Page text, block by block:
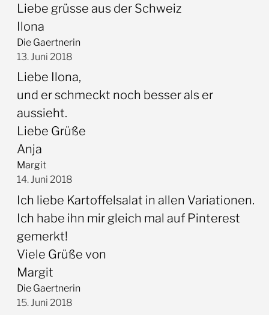
Liebe grüsse aus der Schweiz
Ilona
Die Gaertnerin
13. Juni 2018
Liebe Ilona,
und er schmeckt noch besser als er
aussieht.
Liebe Grüße
Anja
Margit
14. Juni 2018
Ich liebe Kartoffelsalat in allen Variationen.
Ich habe ihn mir gleich mal auf Pinterest
gemerkt!
Viele Grüße von
Margit
Die Gaertnerin
15. Juni 2018